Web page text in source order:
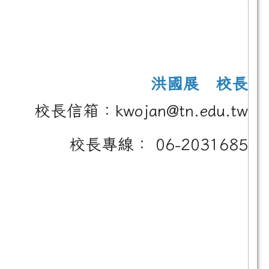
洪國展 校長
校長信箱：kwojan@tn.edu.tw
校長專線： 06-2031685